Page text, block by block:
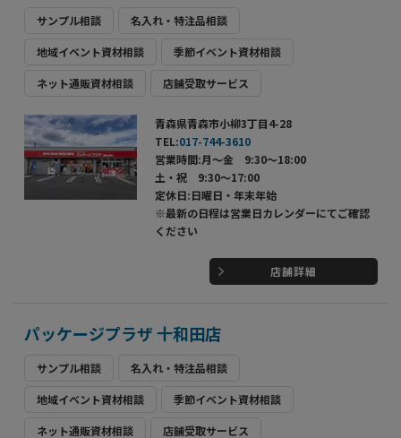
サンプル相談 名入れ・特注品相談
地域イベント資材相談 季節イベント資材相談
ネット通販資材相談 店舗受取サービス
青森県青森市小柳3丁目4-28
TEL:017-744-3610
営業時間:月～金 9:30～18:00
土・祝 9:30～17:00
定休日:日曜日・年末年始
※最新の日程は営業日カレンダーにてご確認
ください
店舗詳細
パッケージプラザ 十和田店
サンプル相談 名入れ・特注品相談
地域イベント資材相談 季節イベント資材相談
ネット通販資材相談 店舗受取サービス